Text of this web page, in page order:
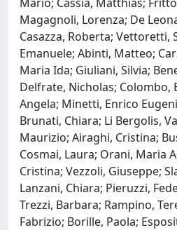
Magagnoli, Lorenza; De
Casazza, Roberta; Vettoretti,
Emanuele; Abinti, Matteo;
Maria Ida; Giuliani, Silvia;
Delfrate, Nicholas; Colombo,
Angela; Minetti, Enrico
Brunati, Chiara; Li Bergolis,
Maurizio; Airaghi, Cristina;
Cosmai, Laura; Orani, Maria
Cristina; Vezzoli, Giuseppe;
Lanzani, Chiara; Pieruzzi,
Trezzi, Barbara; Rampino,
Fabrizio; Borille, Paola;